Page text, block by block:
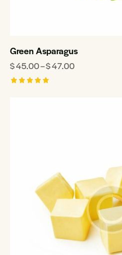
Green Asparagus
$45.00–$47.00